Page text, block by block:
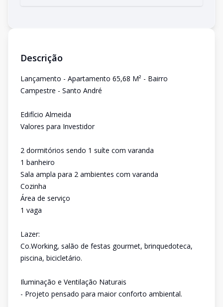
Descrição
Lançamento - Apartamento 65,68 M² - Bairro
Campestre - Santo André
Edifício Almeida
Valores para Investidor
2 dormitórios sendo 1 suíte com varanda
1 banheiro
Sala ampla para 2 ambientes com varanda
Cozinha
Área de serviço
1 vaga
Lazer:
Co.Working, salão de festas gourmet, brinquedoteca,
piscina, bicicletário.
Iluminação e Ventilação Naturais
- Projeto pensado para maior conforto ambiental.